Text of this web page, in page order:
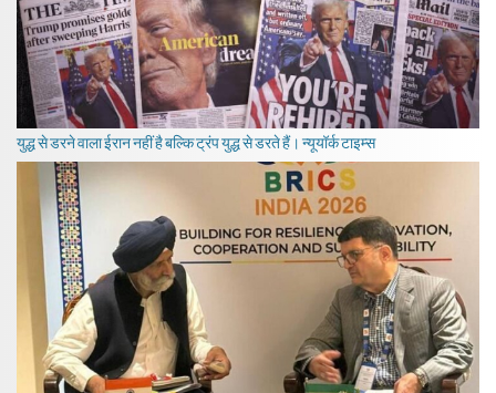
युद्ध से डरने वाला ईरान नहीं है बल्कि ट्रंप युद्ध से डरते हैं। न्यूयॉर्क टाइम्स